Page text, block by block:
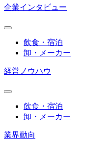
企業インタビュー
飲食・宿泊
卸・メーカー
経営ノウハウ
飲食・宿泊
卸・メーカー
業界動向